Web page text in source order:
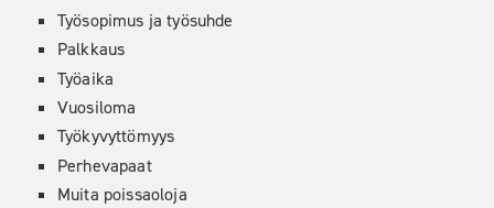
Työsopimus ja työsuhde
Palkkaus
Työaika
Vuosiloma
Työkyvyttömyys
Perhevapaat
Muita poissaoloja